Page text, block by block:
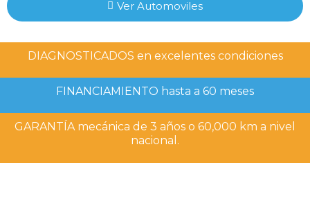
Ver Automoviles
DIAGNOSTICADOS en excelentes condiciones
FINANCIAMIENTO hasta a 60 meses
GARANTÍA mecánica de 3 años o 60,000 km a nivel
nacional.